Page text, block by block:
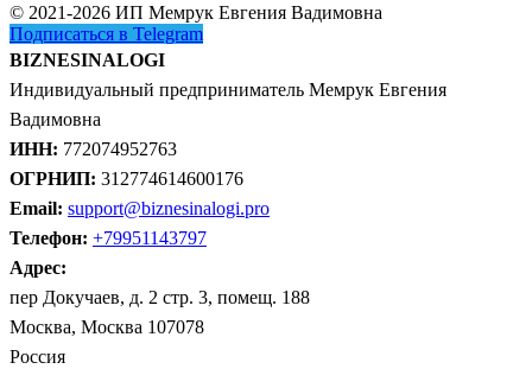
© 2021-2026 ИП Мемрук Евгения Вадимовна
Подписаться в Telegram
BIZNESINALOGI
Индивидуальный предприниматель Мемрук Евгения
Вадимовна
ИНН: 772074952763
ОГРНИП: 312774614600176
Email: support@biznesinalogi.pro
Телефон: +79951143797
Адрес:
пер Докучаев, д. 2 стр. 3, помещ. 188
Москва, Москва 107078
Россия